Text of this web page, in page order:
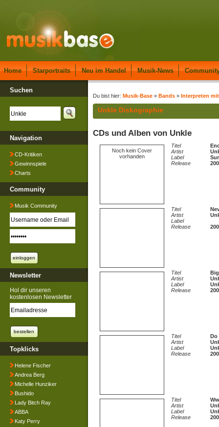
Home Starportraits Neu im Handel Musik-News
Suchen
Navigation
CD-Kritiken
Gewinnspiele
Charts
Community
Musik Community
Newsletter
Hol dir unseren
kostenlosen Newsletter
Topklicks
Helene Fischer
Andrea Berg
Michelle Hunziker
Bushido
Lady Bitch Ray
ABBA
Katy Perry
Du bist hier: Musik-Base » Bands » Interpreten
Unkle Diskographie
CDs und Alben von Unkle
Noch kein Cover
vorhanden
Titel
Artist
Label
Release
Titel
Artist
Label
Release
Titel
Artist
Label
Release
Titel
Do
Artist
Label
Release
Titel
Artist
Label
Release